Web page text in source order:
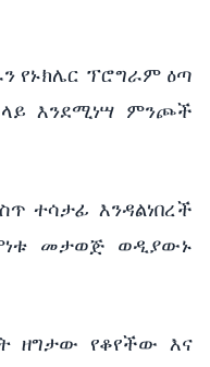
የኑክሌር ፕሮግራም ዕጣ
እንደሚነሣ ምንጮች
ተሳታፊ እንዳልነበረች
መታወጅ ወዲያውኑ
ዘግታው የቆየችው እና